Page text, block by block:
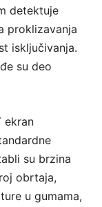
detektuje
proklizavanja
isključivanja.
su deo
ekran
su brzina
obrtaja,
u gumama,